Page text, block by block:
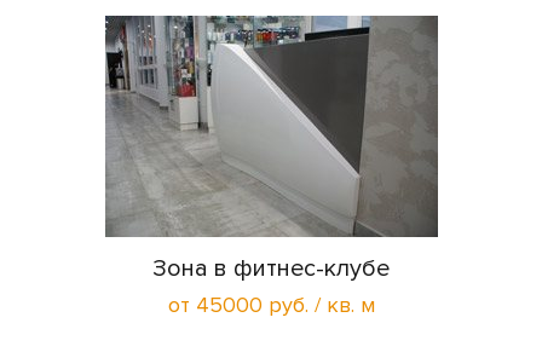
Зона в фитнес-клубе
от 45000 руб. / кв. м